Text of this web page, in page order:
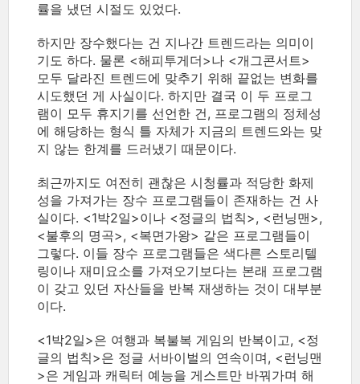
률을 냈던 시절도 있었다.
하지만 장수했다는 건 지나간 트렌드라는 의미이
기도 하다. 물론 <해피투게더>나 <개그콘서트>
모두 달라진 트렌드에 맞추기 위해 끝없는 변화를
시도했던 게 사실이다. 하지만 결국 이 두 프로그
램이 모두 휴지기를 선언한 건, 프로그램의 정체성
에 해당하는 형식 틀 자체가 지금의 트렌드와는 맞
지 않는 한계를 드러냈기 때문이다.
최근까지도 여전히 괜찮은 시청률과 적당한 화제
성을 가져가는 장수 프로그램들이 존재하는 건 사
실이다. <1박2일>이나 <정글의 법칙>, <런닝맨>,
<불후의 명곡>, <복면가왕> 같은 프로그램들이
그렇다. 이들 장수 프로그램들은 색다른 스토리텔
링이나 재미요소를 가져오기보다는 본래 프로그램
이 갖고 있던 자산들을 반복 재생하는 것이 대부분
이다.
<1박2일>은 여행과 복불복 게임의 반복이고, <정
글의 법칙>은 정글 서바이벌의 연속이며, <런닝맨
>은 게임과 캐릭터 예능을 게스트만 바꿔가며 해